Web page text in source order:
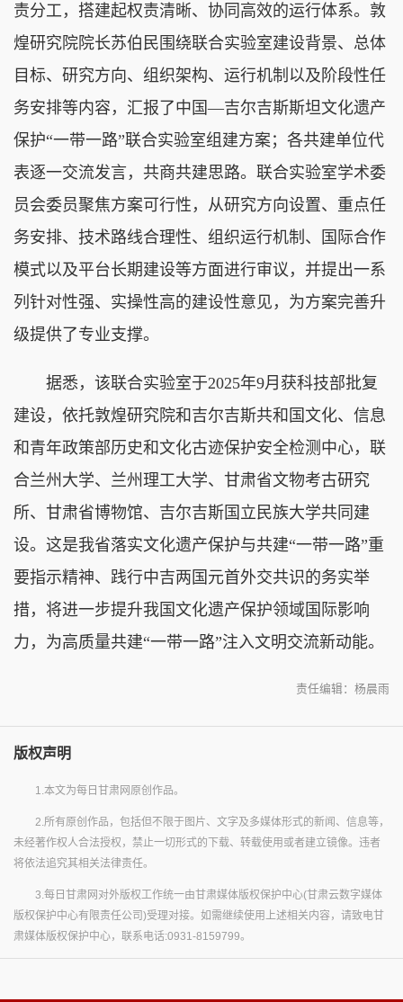
责分工，搭建起权责清晰、协同高效的运行体系。敦
煌研究院院长苏伯民围绕联合实验室建设背景、总体
目标、研究方向、组织架构、运行机制以及阶段性任
务安排等内容，汇报了中国—吉尔吉斯斯坦文化遗产
保护“一带一路”联合实验室组建方案；各共建单位代
表逐一交流发言，共商共建思路。联合实验室学术委
员会委员聚焦方案可行性，从研究方向设置、重点任
务安排、技术路线合理性、组织运行机制、国际合作
模式以及平台长期建设等方面进行审议，并提出一系
列针对性强、实操性高的建设性意见，为方案完善升
级提供了专业支撑。
据悉，该联合实验室于2025年9月获科技部批复
建设，依托敦煌研究院和吉尔吉斯共和国文化、信息
和青年政策部历史和文化古迹保护安全检测中心，联
合兰州大学、兰州理工大学、甘肃省文物考古研究
所、甘肃省博物馆、吉尔吉斯国立民族大学共同建
设。这是我省落实文化遗产保护与共建“一带一路”重
要指示精神、践行中吉两国元首外交共识的务实举
措，将进一步提升我国文化遗产保护领域国际影响
力，为高质量共建“一带一路”注入文明交流新动能。
责任编辑：杨晨雨
版权声明
1.本文为每日甘肃网原创作品。
2.所有原创作品，包括但不限于图片、文字及多媒体形式的新闻、信息等，
未经著作权人合法授权，禁止一切形式的下载、转载使用或者建立镜像。违者
将依法追究其相关法律责任。
3.每日甘肃网对外版权工作统一由甘肃媒体版权保护中心(甘肃云数字媒体
版权保护中心有限责任公司)受理对接。如需继续使用上述相关内容，请致电甘
肃媒体版权保护中心，联系电话:0931-8159799。